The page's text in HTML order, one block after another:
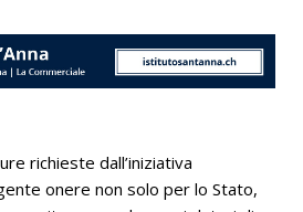
richieste dall’iniziativa
onere non solo per lo Stato,